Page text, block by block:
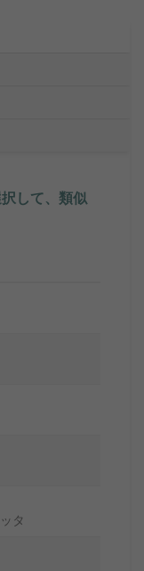
して、類似
タ